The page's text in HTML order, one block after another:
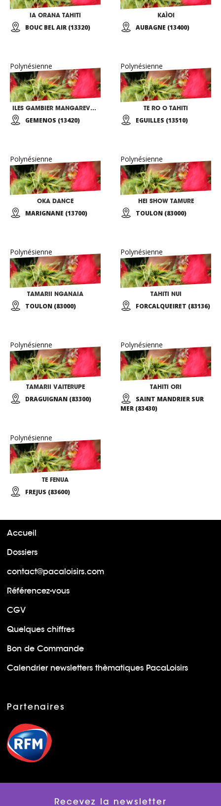
IA ORANA TAHITI
BOUC BEL AIR (13320)
KAÌOI
AUBAGNE (13400)
Polynésienne
ILES GAMBIER MANGAREVA RIKITEA
GEMENOS (13420)
Polynésienne
TE RO O TAHITI
EGUILLES (13510)
Polynésienne
OKA DANCE
MARIGNANE (13700)
Polynésienne
HEI SHOW TAMURE
TOULON (83000)
Polynésienne
TAMARII NGANAIA
TOULON (83000)
Polynésienne
TAHITI NUI
FORCALQUEIRET (83136)
Polynésienne
TAMARII VAITERUPE
DRAGUIGNAN (83300)
Polynésienne
TAHITI ORI
SAINT MANDRIER SUR
MER (83430)
Polynésienne
TE FENUA
FREJUS (83600)
Accueil
Dossiers
contact@pacaloisirs.com
Référencez-vous
CGV
Quelques chiffres
Bon de Commande
Calendrier newsletters thèmatiques PacaLoisirs
Partenaires
Recevez la newsletter